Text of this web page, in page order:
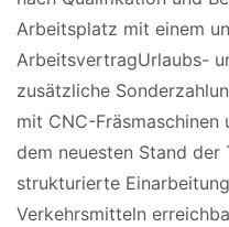
Arbeitsplatz mit einem
ArbeitsvertragUrlaubs-
zusätzliche
mit CNC-
dem neuesten Stand
strukturierte
Verkehrsmitteln